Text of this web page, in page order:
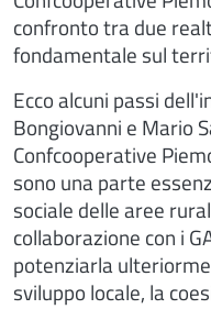
confronto tra due
fondamentale sul
Ecco alcuni passi
Bongiovanni e Mario
Confcooperative
sono una parte
sociale delle aree
collaborazione con i
potenziarla
sviluppo locale, la